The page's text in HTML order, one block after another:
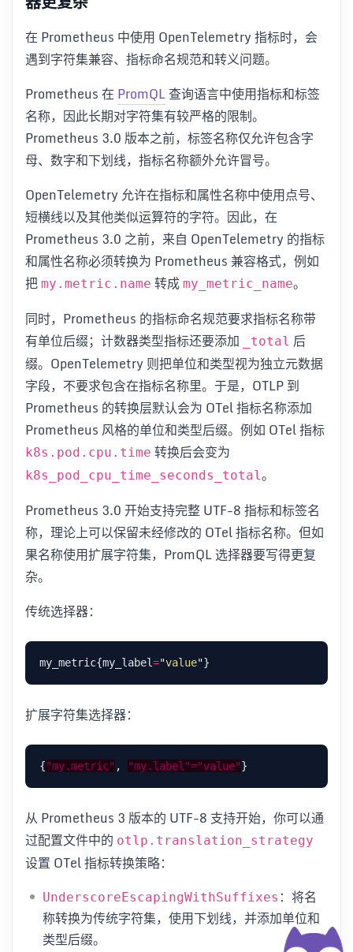
在 Prometheus 中使用 OpenTelemetry 指标时，会
遇到字符集兼容、指标命名规范和转义问题。
Prometheus 在 PromQL查询语言中使用指标和标签
名称，因此长期对字符集有较严格的限制。
Prometheus 3.0 版本之前，标签名称仅允许包含字
母、数字和下划线，指标名称额外允许冒号。
OpenTelemetry 允许在指标和属性名称中使用点号、
短横线以及其他类似运算符的字符。因此，在
Prometheus 3.0 之前，来自 OpenTelemetry 的指标
和属性名称必须转换为 Prometheus 兼容格式，例如
把 my.metric.name 转成 my_metric_name。
同时，Prometheus 的指标命名规范要求指标名称带
有单位后缀；计数器类型指标还要添加
_total 后
缀。OpenTelemetry 则把单位和类型视为独立元数据
字段，不要求包含在指标名称里。于是，OTLP 到
Prometheus 的转换层默认会为 OTel 指标名称添加
Prometheus 风格的单位和类型后缀。例如 OTel 指标
k8s.pod.cpu.time 转换后会变为
k8s_pod_cpu_time_seconds_total 。
Prometheus 3.0 开始支持完整 UTF-8 指标和标签名
称，理论上可以保留未经修改的 OTel 指标名称。但如
果名称使用扩展字符集，PromQL 选择器要写得更复
杂。
传统选择器：
my_metric{my_label="value
扩展字符集选择器：
{"my.metric" , "my.label"="value"
从 Prometheus 3 版本的 UTF-8 支持开始，你可以通
过配置文件中的 otlp.translation_strategy
设置 OTel 指标转换策略：
UnderscoreEscapingWithSuffixes ：将名
称转换为传统字符集，使用下划线，并添加单位和
类型后缀。